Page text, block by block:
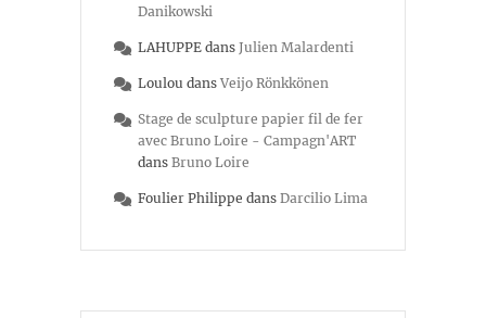
Danikowski
LAHUPPE dans Julien Malardenti
Loulou dans Veijo Rönkkönen
Stage de sculpture papier fil de fer
avec Bruno Loire - Campagn'ART
dans Bruno Loire
Foulier Philippe dans Darcilio Lima